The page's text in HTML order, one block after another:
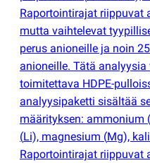
Raportointirajat riippuvat
mutta vaihtelevat
perus anioneille ja noin
anioneille. Tätä analyysia
toimitettava HDPE-
analyysipaketti sisältää
määrityksen: ammonium (
(Li), magnesium (Mg),
Raportointirajat riippuvat